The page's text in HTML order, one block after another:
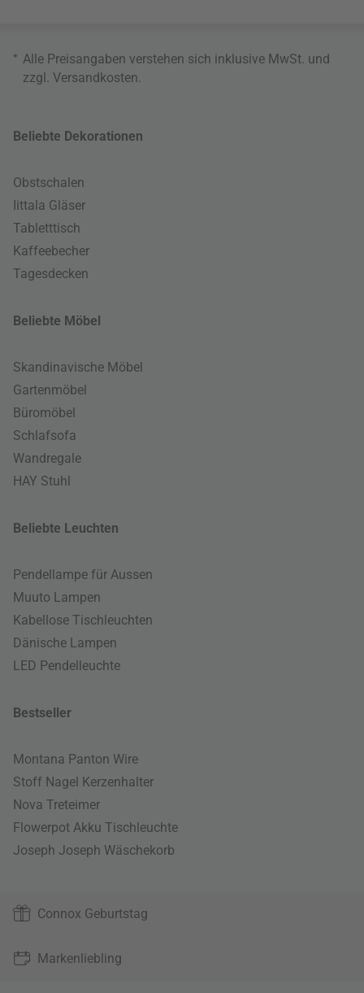
* Alle Preisangaben verstehen sich inklusive MwSt. und
zzgl. Versandkosten
Beliebte Dekorationen
Obstschalen
Iittala Gläser
Tabletttisch
Kaffeebecher
Tagesdecken
Beliebte Möbel
Skandinavische Möbel
Gartenmöbel
Büromöbel
Schlafsofa
Wandregale
HAY Stuhl
Beliebte Leuchten
Pendellampe für Aussen
Muuto Lampen
Kabellose Tischleuchten
Dänische Lampen
LED Pendelleuchte
Bestseller
Montana Panton Wire
Stoff Nagel Kerzenhalter
Nova Treteimer
Flowerpot Akku Tischleuchte
Joseph Joseph Wäschekorb
Connox Geburtstag
Markenliebling